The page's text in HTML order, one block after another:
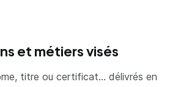
de transport ;
- 2. Analyse préparatoire à
en entreprise
- 3.1. Réalisation
véhicule
et métiers visés
titre ou certificat... délivrés en